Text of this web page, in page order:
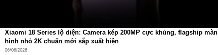
Xiaomi 18 Series lộ diện: Camera kép 200MP cực khủng, flagship màn
hình nhỏ 2K chuẩn mới sắp xuất hiện
06/06/2026